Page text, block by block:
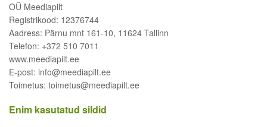
OÜ Meediapilt
Registrikood: 12376744
Aadress: Pärnu mnt 161-10, 11624 Tallinn
Telefon: +372 510 7011
www.meediapilt.ee
E-post: info@meediapilt.ee
Toimetus: toimetus@meediapilt.ee
Enim kasutatud sildid